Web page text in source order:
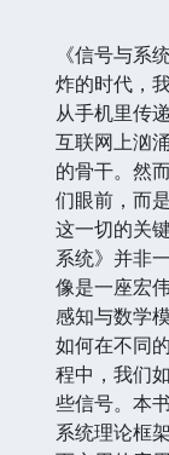
《信号与系
炸的时代，
从手机里传
互联网上汹
的骨干。然
们眼前，而
这一切的关
系统》并非
像是一座宏
感知与数学
如何在不同
程中，我们
些信号。本
系统理论框